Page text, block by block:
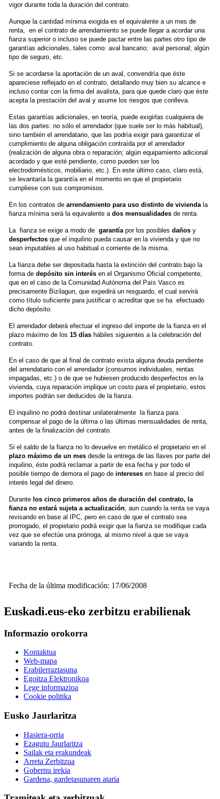
vigor durante toda la duración del contrato.
Aunque la cantidad mínima exigida es el equivalente a un mes de
renta, en el contrato de arrendamiento se puede llegar a acordar una
fianza superior o incluso se puede pactar entre las partes otro tipo de
garantías adicionales, tales como: aval bancario; aval personal; algún
tipo de seguro, etc.
Si se acordarse la aportación de un aval, convendría que éste
apareciese reflejado en el contrato, detallando muy bien su alcance e
incluso contar con la firma del avalista, para que quede claro que éste
acepta la prestación del aval y asume los riesgos que conlleva.
Estas garantías adicionales, en teoría, puede exigirlas cualquiera de
las dos partes: no sólo el arrendador (que suele ser lo más habitual),
sino también el arrendatario, que las podría exigir para garantizar el
cumplimiento de alguna obligación contraída por el arrendador
(realización de alguna obra o reparación; algún equipamiento adicional
acordado y que esté pendiente, como pueden ser los
electrodomésticos, mobiliario, etc.). En este último caso, claro está,
se levantaría la garantía en el momento en que el propietario
cumpliese con sus compromisos.
En los contratos de arrendamiento para uso distinto de vivienda la
fianza mínima será la equivalente a dos mensualidades de renta.
La fianza se exige a modo de garantía por los posibles daños y
desperfectos que el inquilino pueda causar en la vivienda y que no
sean imputables al uso habitual o corriente de la misma.
La fianza debe ser depositada hasta la extinción del contrato bajo la
forma de depósito sin interés en el Organismo Oficial competente,
que en el caso de la Comunidad Autónoma del País Vasco es
precisamente Bizilagun, que expedirá un resguardo, el cual servirá
como título suficiente para justificar o acreditar que se ha efectuado
dicho depósito.
El arrendador deberá efectuar el ingreso del importe de la fianza en el
plazo máximo de los 15 días hábiles siguientes a la celebración del
contrato.
En el caso de que al final de contrato exista alguna deuda pendiente
del arrendatario con el arrendador (consumos individuales, rentas
impagadas, etc.) o de que se hubiesen producido desperfectos en la
vivienda, cuya reparación implique un costo para el propietario, estos
importes podrán ser deducidos de la fianza.
El inquilino no podrá destinar unilateralmente la fianza para
compensar el pago de la última o las últimas mensualidades de renta,
antes de la finalización del contrato.
Si el saldo de la fianza no lo devuelve en metálico el propietario en el
plazo máximo de un mes desde la entrega de las llaves por parte del
inquilino, éste podrá reclamar a partir de esa fecha y por todo el
posible tiempo de demora el pago de intereses en base al precio del
interés legal del dinero.
Durante los cinco primeros años de duración del contrato, la
fianza no estará sujeta a actualización , aun cuando la renta se vaya
revisando en base al IPC, pero en caso de que el contrato sea
prorrogado, el propietario podrá exigir que la fianza se modifique cada
vez que se efectúe una prórroga, al mismo nivel a que se vaya
variando la renta.
Fecha de la última modificación: 17/06/2008
Euskadi.eus-eko zerbitzu erabilienak
Informazio orokorra
Kontaktua
Web-mapa
Erabilerraztasuna
Egoitza Elektronikoa
Lege informazioa
Cookie politika
Eusko Jaurlaritza
Hasiera-orria
Ezagutu Jaurlaritza
Sailak eta erakundeak
Arreta Zerbitzua
Gobernu irekia
Gardena, gardetasunaren ataria